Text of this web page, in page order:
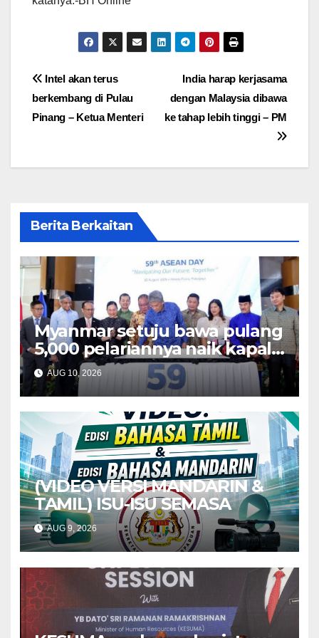
Post
navigation
India harap kerjasama
dengan Malaysia dibawa
ke tahap lebih tinggi – PM
Intel akan terus
berkembang di Pulau
Pinang – Ketua Menteri
Berita Berkaitan
Myanmar setuju bawa pulang
5,000 pelariannya naik kapal –
Mohamad
AUG 10, 2026
(VIDEO VERSI MANDARIN &
TAMIL) ISU-ISU SEMASA
AUG 9, 2026